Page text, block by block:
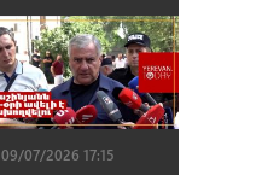
09/07/2026 17:15